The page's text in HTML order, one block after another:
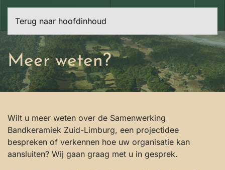
Terug naar hoofdinhoud
Meer weten?
Wilt u meer weten over de Samenwerking
Bandkeramiek Zuid-Limburg, een projectidee
bespreken of verkennen hoe uw organisatie kan
aansluiten? Wij gaan graag met u in gesprek.